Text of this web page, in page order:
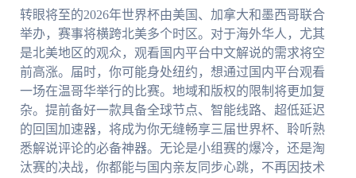
转眼将至的2026年世界杯由美国、加拿大和墨西哥联合
举办，赛事将横跨北美多个时区。对于海外华人，尤其
是北美地区的观众，观看国内平台中文解说的需求将空
前高涨。届时，你可能身处纽约，想通过国内平台观看
一场在温哥华举行的比赛。地域和版权的限制将更加复
杂。提前备好一款具备全球节点、智能线路、超低延迟
的回国加速器，将成为你无缝畅享三届世界杯、聆听熟
悉解说评论的必备神器。无论是小组赛的爆冷，还是淘
汰赛的决战，你都能与国内亲友同步心跳，不再因技术